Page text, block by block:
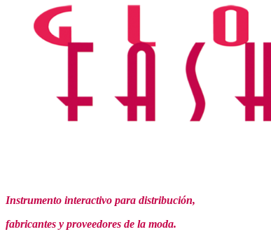
Instrumento interactivo para distribución,
fabricantes y proveedores de la moda.